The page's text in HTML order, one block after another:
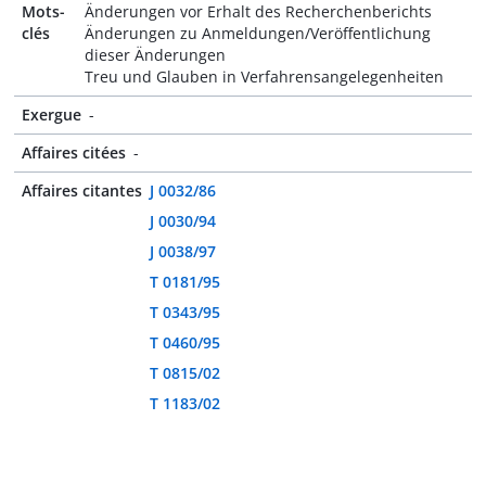
Mots-
clés
Änderungen vor Erhalt des Recherchenberichts
Änderungen zu Anmeldungen/Veröffentlichung
dieser Änderungen
Treu und Glauben in Verfahrensangelegenheiten
Exergue -
Affaires citées -
Affaires citantes J 0032/86
J 0030/94
J 0038/97
T 0181/95
T 0343/95
T 0460/95
T 0815/02
T 1183/02